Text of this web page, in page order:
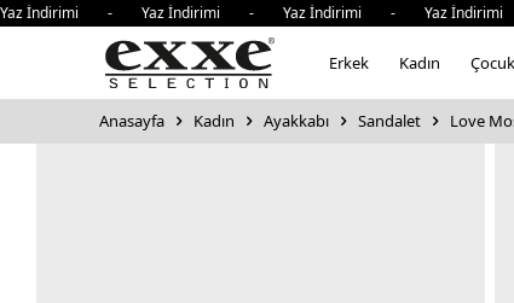
- Yaz İndirimi - Yaz İndirimi - Yaz
Erkek Kadın Çocuk
Anasayfa Kadın Ayakkabı Sandalet Love